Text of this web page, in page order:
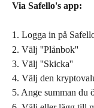
Via Safello's app:
1. Logga in på
2. Välj ''Plånbok''
3. Välj ''Skicka''
4. Välj den
5. Ange summan du